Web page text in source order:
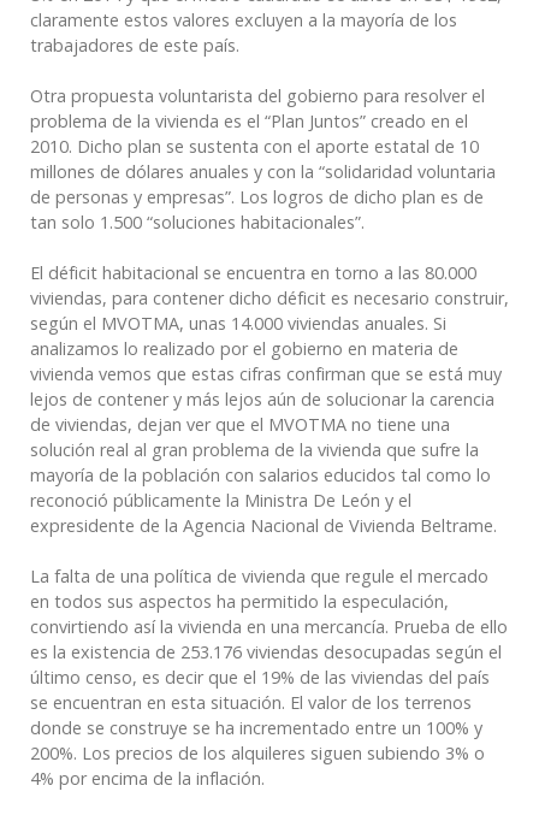
claramente estos valores excluyen a la mayoría de los
trabajadores de este país.
Otra propuesta voluntarista del gobierno para resolver el
problema de la vivienda es el “Plan Juntos” creado en el
2010. Dicho plan se sustenta con el aporte estatal de 10
millones de dólares anuales y con la “solidaridad voluntaria
de personas y empresas”. Los logros de dicho plan es de
tan solo 1.500 “soluciones habitacionales”.
El déficit habitacional se encuentra en torno a las 80.000
viviendas, para contener dicho déficit es necesario construir,
según el MVOTMA, unas 14.000 viviendas anuales. Si
analizamos lo realizado por el gobierno en materia de
vivienda vemos que estas cifras confirman que se está muy
lejos de contener y más lejos aún de solucionar la carencia
de viviendas, dejan ver que el MVOTMA no tiene una
solución real al gran problema de la vivienda que sufre la
mayoría de la población con salarios educidos tal como lo
reconoció públicamente la Ministra De León y el
expresidente de la Agencia Nacional de Vivienda Beltrame.
La falta de una política de vivienda que regule el mercado
en todos sus aspectos ha permitido la especulación,
convirtiendo así la vivienda en una mercancía. Prueba de ello
es la existencia de 253.176 viviendas desocupadas según el
último censo, es decir que el 19% de las viviendas del país
se encuentran en esta situación. El valor de los terrenos
donde se construye se ha incrementado entre un 100% y
200%. Los precios de los alquileres siguen subiendo 3% o
4% por encima de la inflación.